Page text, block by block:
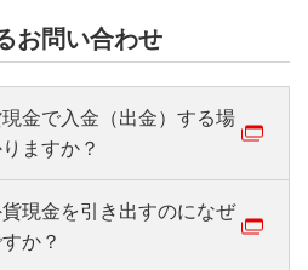
お問い合わせ
金で入金（出金）する場
ますか？
現金を引き出すのになぜ
か？